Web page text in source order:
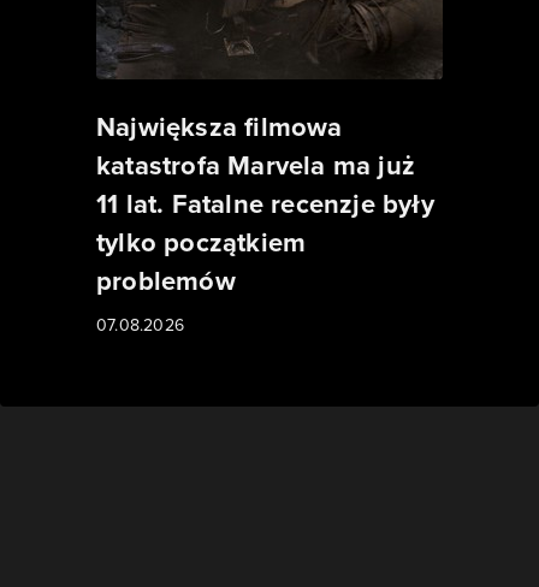
Największa filmowa
katastrofa Marvela ma już
11 lat. Fatalne recenzje były
tylko początkiem
problemów
07.08.2026